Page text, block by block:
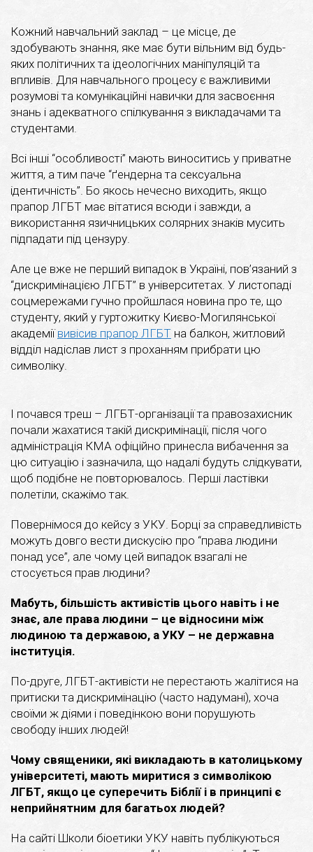
Кожний навчальний заклад – це місце, де
здобувають знання, яке має бути вільним від будь-
яких політичних та ідеологічних маніпуляцій та
впливів. Для навчального процесу є важливими
розумові та комунікаційні навички для засвоєння
знань і адекватного спілкування з викладачами та
студентами.
Всі інші “особливості” мають виноситись у приватне
життя, а тим паче “ґендерна та сексуальна
ідентичність”. Бо якось нечесно виходить, якщо
прапор ЛГБТ має вітатися всюди і завжди, а
використання язичницьких солярних знаків мусить
підпадати під цензуру.
Але це вже не перший випадок в Україні, пов’язаний з
“дискримінацією ЛГБТ” в університетах. У листопаді
соцмережами гучно пройшлася новина про те, що
студенту, який у гуртожитку Києво-Могилянської
академіївивісив прапор ЛГБТ на балкон, житловий
відділ надіслав лист з проханням прибрати цю
символіку.
І почався треш – ЛГБТ-організації та правозахисник
почали жахатися такій дискримінації, після чого
адміністрація КМА офіційно принесла вибачення за
цю ситуацію і зазначила, що надалі будуть слідкувати,
щоб подібне не повторювалось. Перші ластівки
полетіли, скажімо так.
Повернімося до кейсу з УКУ. Борці за справедливість
можуть довго вести дискусію про “права людини
понад усе”, але чому цей випадок взагалі не
стосується прав людини?
Мабуть, більшість активістів цього навіть і не
знає, але права людини – це відносини між
людиною та державою, а УКУ – не державна
інституція.
По-друге, ЛГБТ-активісти не перестають жалітися на
притиски та дискримінацію (часто надумані), хоча
своїми ж діями і поведінкою вони порушують
свободу інших людей!
Чому священики, які викладають в католицькому
університеті, мають миритися з символікою
ЛГБТ, якщо це суперечить Біблії і в принципі є
неприйнятним для багатьох людей?
На сайті Школи біоетики УКУ навіть публікуються